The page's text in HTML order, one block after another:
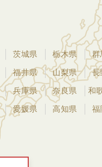
茨城県 栃木県 群
福井県 山梨県 長
兵庫県 奈良県 和
愛媛県 高知県 福